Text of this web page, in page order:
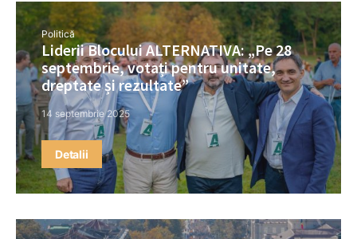
Politică
Liderii Blocului ALTERNATIVA: „Pe 28
septembrie, votați pentru unitate,
dreptate și rezultate”
14 septembrie 2025
Detalii